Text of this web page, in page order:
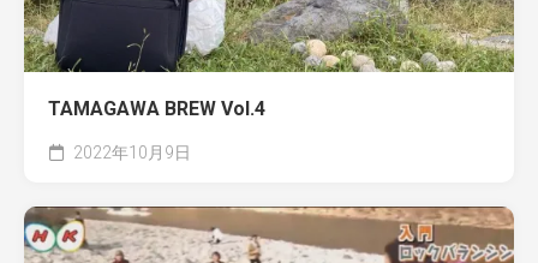
TAMAGAWA BREW Vol.4
2022年10月9日